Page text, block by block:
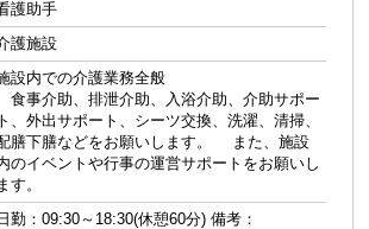
護助手
護施設
設内での介護業務全般
食事介助、排泄介助、入浴介助、介助サポー
ト、外出サポート、シーツ交換、洗濯、清掃、
膳下膳などをお願いします。 また、施設
のイベントや行事の運営サポートをお願いし
す。
日勤：09:30～18:30(休憩60分) 備考：